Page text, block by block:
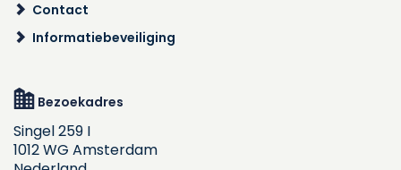
Contact
Informatiebeveiliging
Bezoekadres
Singel 259 I
1012 WG Amsterdam